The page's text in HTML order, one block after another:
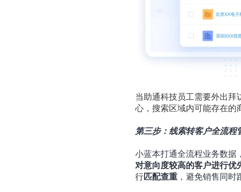
当助通科技员工需要外出拜
心，搜索区域内可能存在的
第三步：线索转客户全流程
小蓝本打通全流程业务数据
对意向度较高的客户进行优
行匹配查重 ，避免销售同时